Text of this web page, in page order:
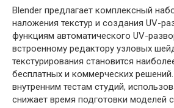
Blender предлагает комплексный
наложения текстур и создания UV-
функциям автоматического UV-
встроенному редактору узловых
текстурирования становится
бесплатных и коммерческих
внутренним тестам студий,
снижает время подготовки моделей с